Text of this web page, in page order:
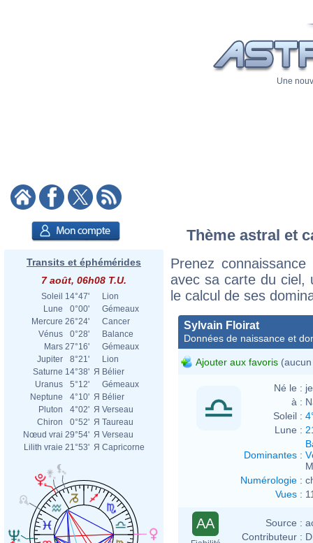
Une
Transits et éphémérides
7 août, 06h08 T.U.
Soleil 14°47'
Lion
Lune
0°00'
Gémeaux
Mercure 26°24'
Cancer
Vénus
0°28'
Balance
Mars 27°16'
Gémeaux
Jupiter
8°21'
Lion
Saturne 14°38' Я Bélier
Uranus
5°12'
Gémeaux
Neptune
4°10' Я Bélier
Pluton
4°02' Я Verseau
Chiron
0°52' Я Taureau
Nœud vrai 29°54' Я Verseau
Lilith vraie 21°53' Я Capricorne
Thème astral et
Prenez
avec sa carte du ciel,
le calcul de ses
Sylvain Floirat
Données de naissance et
Ajouter aux favoris
Né le :
à :
Soleil :
Lune :
Dominantes :
Numérologie :
Vues :
AA Source :
Contributeur :